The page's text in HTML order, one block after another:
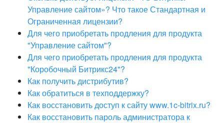
Управление сайтом»? Что такое Стандартная и
Ограниченная лицензии?
Для чего приобретать продления для продукта
"Управление сайтом"?
Для чего приобретать продления для продукта
"Коробочный Битрикс24"?
Как получить дистрибутив?
Как обратиться в техподдержку?
Как восстановить доступ к сайту www.1c-bitrix.ru?
Как восстановить пароль администратора к